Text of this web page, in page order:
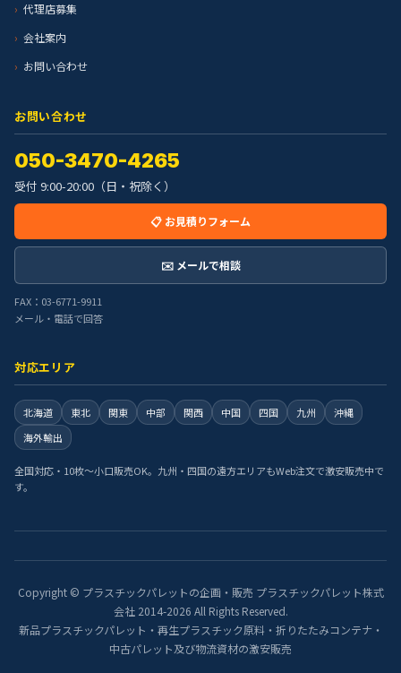
代理店募集
会社案内
お問い合わせ
お問い合わせ
050-3470-4265
受付 9:00-20:00（日・祝除く）
📋 お見積りフォーム
✉️ メールで相談
FAX：03-6771-9911
メール・電話で回答
対応エリア
北海道 東北 関東 中部 関西 中国 四国 九州
沖縄
海外輸出
全国対応・10枚〜小口販売OK。九州・四国の遠方エリアもWeb注文で激安販売中で
す。
Copyright © プラスチックパレットの企画・販売 プラスチックパレット株式
会社 2014-2026 All Rights Reserved.
新品プラスチックパレット・再生プラスチック原料・折りたたみコンテナ・
中古パレット及び物流資材の激安販売